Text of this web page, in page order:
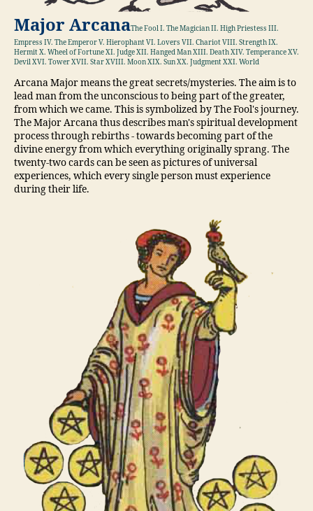
Major ArcanaThe Fool I. The Magician II. High Priestess III.
Empress IV. The Emperor V. Hierophant VI. Lovers VII. Chariot VIII. Strength IX.
Hermit X. Wheel of Fortune XI. Judge XII. Hanged Man XIII. Death XIV. Temperance XV.
Devil XVI. Tower XVII. Star XVIII. Moon XIX. Sun XX. Judgment XXI. World
Arcana Major means the great secrets/mysteries. The aim is to
lead man from the unconscious to being part of the greater,
from which we came. This is symbolized by The Fool's journey.
The Major Arcana thus describes man's spiritual development
process through rebirths - towards becoming part of the
divine energy from which everything originally sprang. The
twenty-two cards can be seen as pictures of universal
experiences, which every single person must experience
during their life.